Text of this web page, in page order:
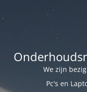
We zijn
Pc's en